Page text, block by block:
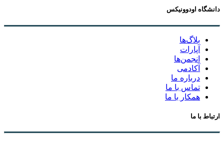
دانشگاه اودوونیکس
بلاگ‌ها
آپارات
انجمن‌ها
آکادمی
درباره ما
تماس با ما
همکار با ما
ارتباط با ما